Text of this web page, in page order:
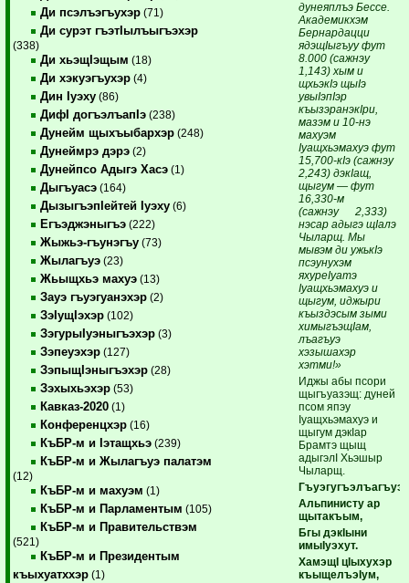
Ди псэлъэгъухэр (71)
Ди сурэт гъэтIылъыгъэхэр
(338)
Ди хьэщIэщым (18)
Ди хэкуэгъухэр (4)
Дин Iуэху (86)
ДифI догъэлъапIэ (238)
Дунейм щыхъыбархэр (248)
Дунеймрэ дэрэ (2)
Дунейпсо Адыгэ Хасэ (1)
Дыгъуасэ (164)
ДызыгъэпIейтей Iуэху (6)
Егъэджэныгъэ (222)
Жыжьэ-гъунэгъу (73)
Жылагъуэ (23)
Жьыщхьэ махуэ (13)
Зауэ гъуэгуанэхэр (2)
ЗэIущIэхэр (102)
ЗэгурыIуэныгъэхэр (3)
Зэпеуэхэр (127)
ЗэпыщIэныгъэхэр (28)
Зэхыхьэхэр (53)
Кавказ-2020 (1)
Конференцхэр (16)
КъБР-м и Iэтащхьэ (239)
КъБР-м и Жылагъуэ палатэм
(12)
КъБР-м и махуэм (1)
КъБР-м и Парламентым (105)
КъБР-м и Правительствэм
(521)
КъБР-м и Президентым
къыхуатххэр (1)
дунеяплъэ Бессе.
Академикхэм
Бернардацци
ядэщIыгъуу фут
8.000 (сажнэу
1,143) хым и
щхьэкIэ щыIэ
увыIэпIэр
къызэранэкIри,
мазэм и 10-нэ
махуэм
Iуащхьэмахуэ фут
15,700-кIэ (сажнэу
2,243) дэкIащ,
щыгум — фут
16,330-м
(сажнэу 2,333)
нэсар адыгэ щIалэ
Чыларщ. Мы
мывэм ди ужькIэ
псэунухэм
яхуреIуатэ
Iуащхьэмахуэ и
щыгум, иджыри
къыздэсым зыми
химыгъэщIам,
лъагъуэ
хэзышахэр
хэтми!»
Иджы абы псори
щыгъуазэщ: дуней
псом япэу
Iуащхьэмахуэ и
щыгум дэкIар
Брамтэ щыщ
адыгэлI Хьэшыр
Чыларщ.
Гъуэгугъэлъагъуэ
Альпинисту ар
щытакъым,
Бгы дэкIыни
имыIуэхут.
ХамэщI цIыхухэр
къыщелъэIум,